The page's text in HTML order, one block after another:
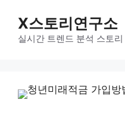
X스토리연구소
실시간 트렌드 분석 스토